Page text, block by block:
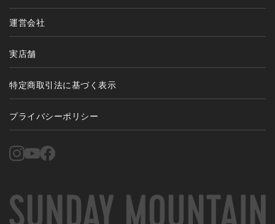
運営会社
実店舗
特定商取引法に基づく表示
プライバシーポリシー